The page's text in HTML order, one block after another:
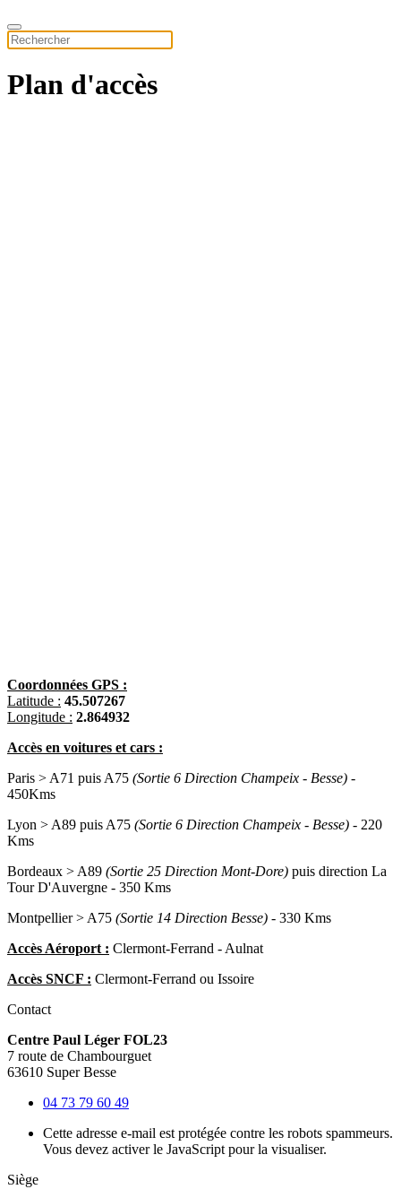
Plan d'accès
Coordonnées GPS :
Latitude : 45.507267
Longitude : 2.864932
Accès en voitures et cars :
Paris > A71 puis A75 (Sortie 6 Direction Champeix - Besse) -
450Kms
Lyon > A89 puis A75 (Sortie 6 Direction Champeix - Besse) - 220
Kms
Bordeaux > A89 (Sortie 25 Direction Mont-Dore) puis direction La
Tour D'Auvergne - 350 Kms
Montpellier > A75 (Sortie 14 Direction Besse) - 330 Kms
Accès Aéroport : Clermont-Ferrand - Aulnat
Accès SNCF : Clermont-Ferrand ou Issoire
Contact
Centre Paul Léger FOL23
7 route de Chambourguet
63610 Super Besse
04 73 79 60 49
Cette adresse e-mail est protégée contre les robots spammeurs.
Vous devez activer le JavaScript pour la visualiser.
Siège